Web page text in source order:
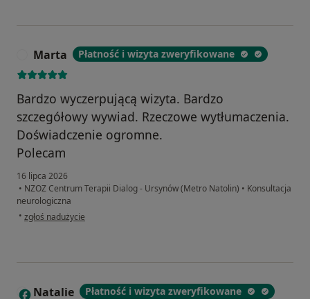
Marta Płatność i wizyta zweryfikowane
Bardzo wyczerpującą wizyta. Bardzo
szczegółowy wywiad. Rzeczowe wytłumaczenia.
Doświadczenie ogromne.
Polecam
16 lipca 2026
• NZOZ Centrum Terapii Dialog - Ursynów (Metro Natolin) • Konsultacja
neurologiczna
• w opinii użytkownika Marta
zgłoś nadużycie
N Natalie Płatność i wizyta zweryfikowane